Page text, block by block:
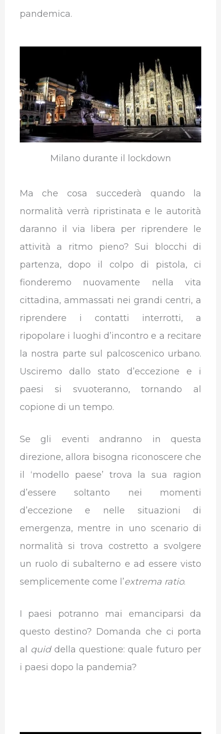
pandemica.
Milano durante il lockdown
Ma che cosa succederà quando la
normalità verrà ripristinata e le autorità
daranno il via libera per riprendere le
attività a ritmo pieno? Sui blocchi di
partenza, dopo il colpo di pistola, ci
fionderemo nuovamente nella vita
cittadina, ammassati nei grandi centri, a
riprendere i contatti interrotti, a
ripopolare i luoghi d’incontro e a recitare
la nostra parte sul palcoscenico urbano.
Usciremo dallo stato d’eccezione e i
paesi si svuoteranno, tornando al
copione di un tempo.
Se gli eventi andranno in questa
direzione, allora bisogna riconoscere che
il ‘modello paese’ trova la sua ragion
d’essere soltanto nei momenti
d’eccezione e nelle situazioni di
emergenza, mentre in uno scenario di
normalità si trova costretto a svolgere
un ruolo di subalterno e ad essere visto
semplicemente come l’extrema ratio.
I paesi potranno mai emanciparsi da
questo destino? Domanda che ci porta
al quiddella questione: quale futuro per
i paesi dopo la pandemia?